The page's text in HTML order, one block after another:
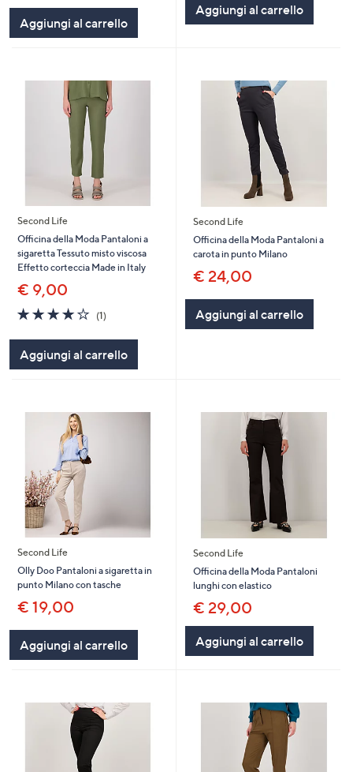
Aggiungi al carrello
Aggiungi al carrello
Second Life
Officina della Moda Pantaloni a
sigaretta Tessuto misto viscosa
Effetto corteccia Made in Italy
€ 9,00
4.0
of
5
Stars
(1)
Aggiungi al carrello
Second Life
Officina della Moda Pantaloni a
carota in punto Milano
€ 24,00
Aggiungi al carrello
Second Life
Olly Doo Pantaloni a sigaretta in
punto Milano con tasche
€ 19,00
Aggiungi al carrello
Second Life
Officina della Moda Pantaloni
lunghi con elastico
€ 29,00
Aggiungi al carrello